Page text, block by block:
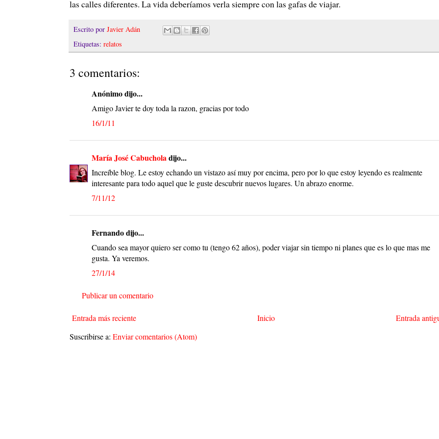
las calles diferentes. La vida deberíamos verla siempre con las gafas de viajar.
Escrito por Javier Adán
Etiquetas: relatos
3 comentarios:
Anónimo dijo...
Amigo Javier te doy toda la razon, gracias por todo
16/1/11
María José Cabucholadijo...
Increíble blog. Le estoy echando un vistazo así muy por encima, pero por lo que estoy leyendo es realmente
interesante para todo aquel que le guste descubrir nuevos lugares. Un abrazo enorme.
7/11/12
Fernando dijo...
Cuando sea mayor quiero ser como tu (tengo 62 años), poder viajar sin tiempo ni planes que es lo que mas me
gusta. Ya veremos.
27/1/14
Publicar un comentario
Entrada más reciente Entrada
Inicio
Suscribirse a: Enviar comentarios (Atom)